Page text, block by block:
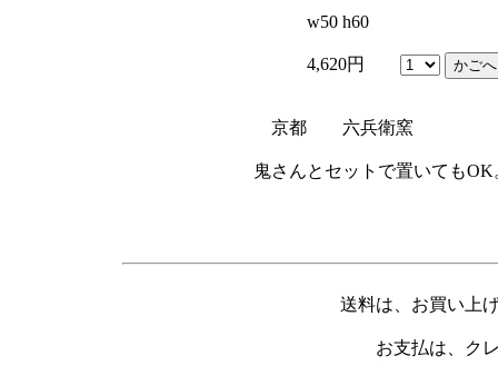
w50 h60
4,620円
京都 六兵衛窯
鬼さんとセットで置いてもOK
送料は、お買い
お支払は、ク